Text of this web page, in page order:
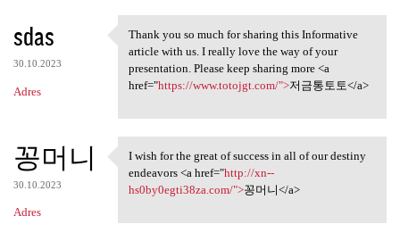
sdas
30.10.2023
Adres
Thank you so much for sharing
Thank you so much for sharing this Informative
article with us. I really love the way of your
presentation. Please keep sharing more <a
href="https://www.totojgt.com/">저금통토토</a>
꽁머니
30.10.2023
Adres
I wish for the great of
I wish for the great of success in all of our destiny
endeavors <a href="http://xn--
hs0by0egti38za.com/">꽁머니</a>